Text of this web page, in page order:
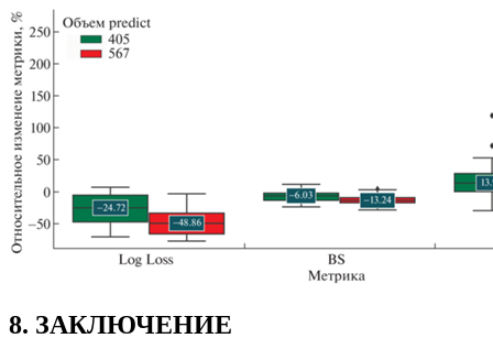
8. ЗАКЛЮЧЕНИЕ